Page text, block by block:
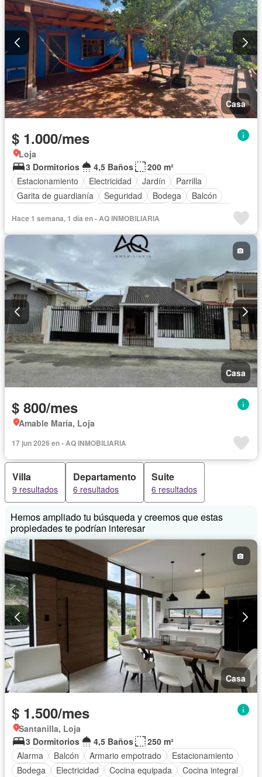
Casa
$ 1.000/mes
Loja
3 Dormitorios
4,5 Baños
200 m²
Estacionamiento
Electricidad Jardín
Parrilla
Garita de guardianía
Seguridad Bodega
Balcón
Internet
Gas natural
Vista panorámica
Cuarto de servicio
Terraza Agua
Completamente amoblado
Hace 1 semana, 1 día en - AQ INMOBILIARIA
Casa
$ 800/mes
Amable Maria, Loja
17 jun 2026 en - AQ INMOBILIARIA
Villa
9 resultados
Departamento
6 resultados
Suite
6 resultados
Hemos ampliado tu búsqueda y creemos que estas
propiedades te podrían interesar
Casa
$ 1.500/mes
Santanilla, Loja
3 Dormitorios
4,5 Baños
250 m²
Alarma
Balcón Armario empotrado
Estacionamiento
Bodega
Electricidad Cocina equipada
Cocina integral